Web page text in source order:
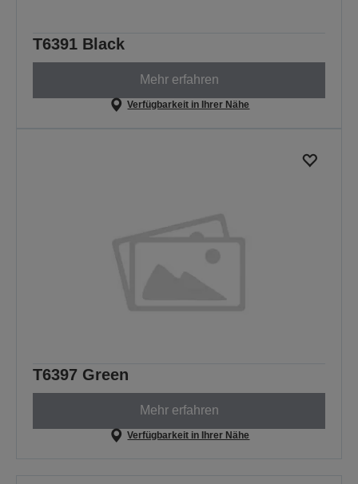
T6391 Black
Mehr erfahren
Verfügbarkeit in Ihrer Nähe
T6397 Green
Mehr erfahren
Verfügbarkeit in Ihrer Nähe